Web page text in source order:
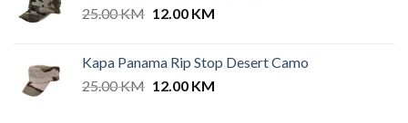
25.00KM Original
25.00 KM.
12.00 KMCurrent
12.00 KM.
Kapa Panama Rip Stop Desert Camo
25.00KM Original
12.00 KMCurrent